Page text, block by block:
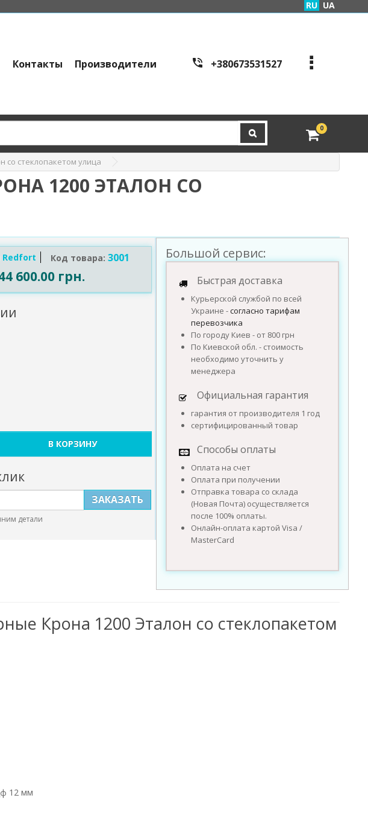
RU UA
Контакты Производители
+380673531527
edveri.kyiv@gmail.com
Режим работы c
tre:
я 2Б (вход со стороны у
л. Скляренко)
0
со стеклопакетом улица
1200 ЭТАЛОН СО
Код товара: 3001
600.00 грн.
В КОРЗИНУ
ЗАКАЗАТЬ
детали
Большой сервис:
Быстрая доставка
Курьерской службой по всей
Украине -согласно тарифам
перевозчика
По городу Киев - от 800 грн
По Киевской обл. - стоимость
необходимо уточнить у
менеджера
Официальная гарантия
гарантия от производителя 1 год
сертифицированный товар
Способы оплаты
Оплата на счет
Оплата при получении
Отправка товара со склада
(Новая Почта) осуществляется
после 100% оплаты.
Онлайн-оплата картой Visa /
MasterCard
Крона 1200 Эталон со стеклопакетом
12 мм